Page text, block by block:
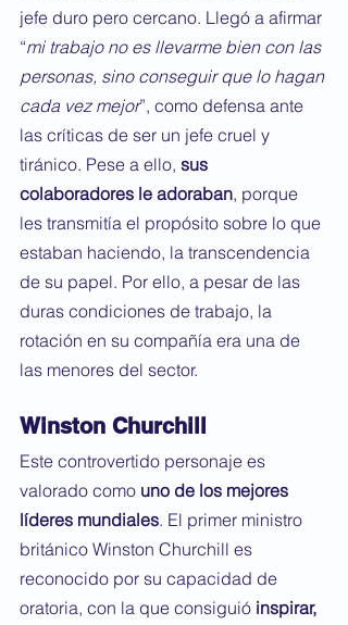
jefe duro pero cercano. Llegó a afirmar
“mi trabajo no es llevarme bien con las
personas, sino conseguir que lo hagan
cada vez mejor”, como defensa ante
las críticas de ser un jefe cruel y
tiránico. Pese a ello, sus
colaboradores le adoraban, porque
les transmitía el propósito sobre lo que
estaban haciendo, la transcendencia
de su papel. Por ello, a pesar de las
duras condiciones de trabajo, la
rotación en su compañía era una de
las menores del sector.
Winston Churchill
Este controvertido personaje es
valorado como uno de los mejores
líderes mundiales. El primer ministro
británico Winston Churchill es
reconocido por su capacidad de
oratoria, con la que consiguió inspirar,